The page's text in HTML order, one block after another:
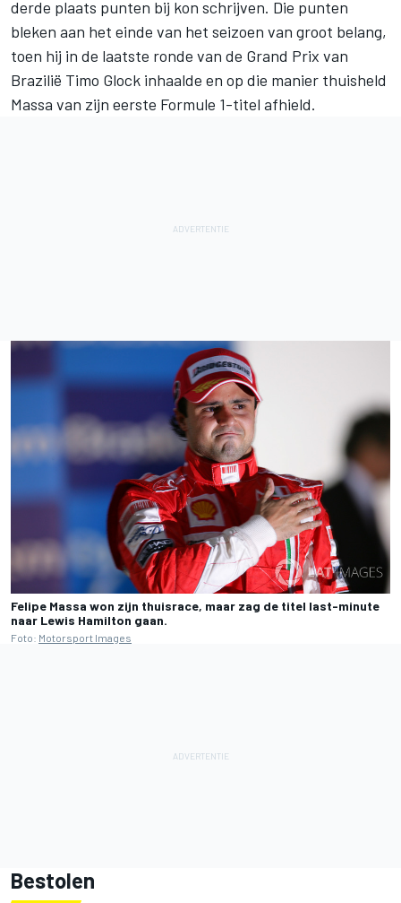
derde plaats punten bij kon schrijven. Die punten
bleken aan het einde van het seizoen van groot belang,
toen hij in de laatste ronde van de Grand Prix van
Brazilië Timo Glock inhaalde en op die manier thuisheld
Massa van zijn eerste Formule 1-titel afhield.
Felipe Massa won zijn thuisrace, maar zag de titel last-minute
naar Lewis Hamilton gaan.
Foto: Motorsport Images
Bestolen